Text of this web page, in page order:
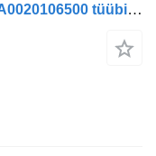
Mercedes-Benz Mootor OM470LA A0020106500 tüübi jaoks sadulveoki Mercedes-Benz Actros